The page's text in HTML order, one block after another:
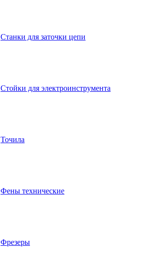
Станки для заточки цепи
Стойки для электроинструмента
Точила
Фены технические
Фрезеры